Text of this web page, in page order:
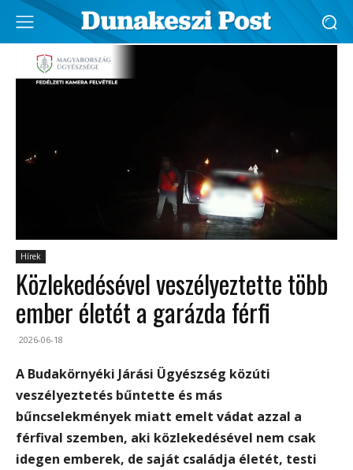
Hírek
Közlekedésével veszélyeztette több
ember életét a garázda férfi
2026-06-18
A Budakörnyéki Járási Ügyészség közúti
veszélyeztetés bűntette és más
bűncselekmények miatt emelt vádat azzal a
férfival szemben, aki közlekedésével nem csak
idegen emberek, de saját családja életét, testi